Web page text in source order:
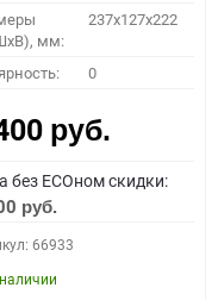
мм:
237x127x222
0
руб.
без ECOном скидки:
руб.
66933